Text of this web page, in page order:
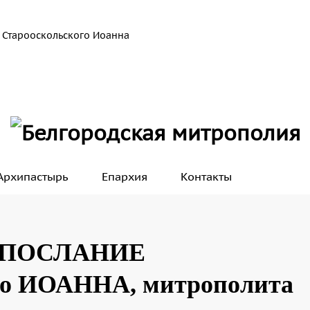
Иоанна
Епархия Контакты
ИОАННА, митрополита